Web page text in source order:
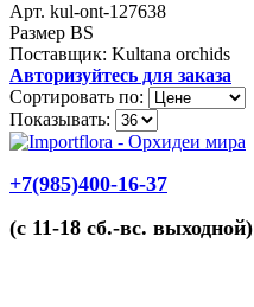
Арт. kul-ont-127638
Размер BS
Поставщик: Kultana orchids
Авторизуйтесь для заказа
Сортировать по:
Показывать:
+7(985)400-16-37
(с 11-18 сб.-вс. выходной)